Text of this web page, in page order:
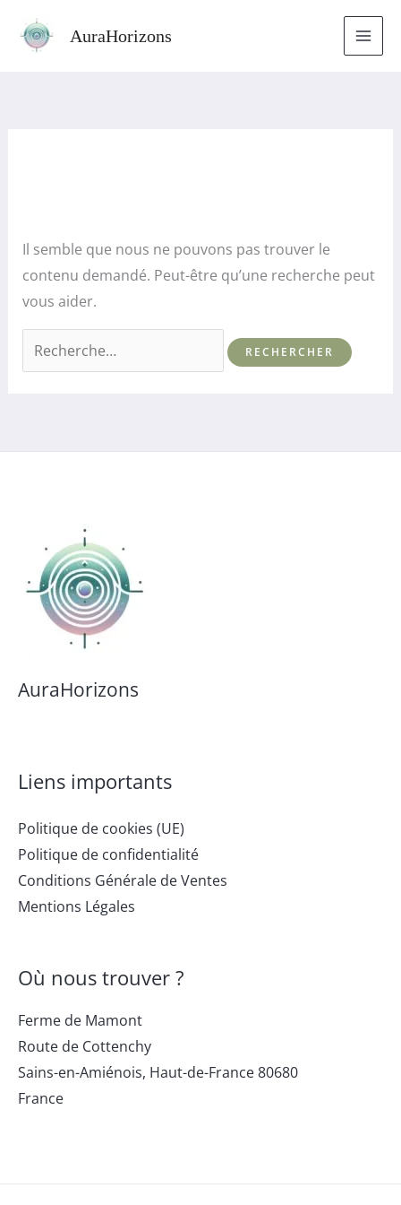
AuraHorizons
Il semble que nous ne pouvons pas trouver le
contenu demandé. Peut-être qu’une recherche peut
vous aider.
AuraHorizons
Liens importants
Politique de cookies (UE)
Politique de confidentialité
Conditions Générale de Ventes
Mentions Légales
Où nous trouver ?
Ferme de Mamont
Route de Cottenchy
Sains-en-Amiénois, Haut-de-France80680
France